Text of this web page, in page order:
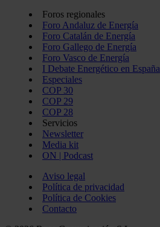
Foros regionales
Foro Andaluz de Energía
Foro Catalán de Energía
Foro Gallego de Energía
Foro Vasco de Energía
I Debate Energético en España
Especiales
COP 30
COP 29
COP 28
Servicios
Newsletter
Media kit
ON | Podcast
Aviso legal
Política de privacidad
Política de Cookies
Contacto